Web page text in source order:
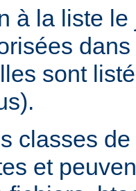
à la liste
sont
classes
et